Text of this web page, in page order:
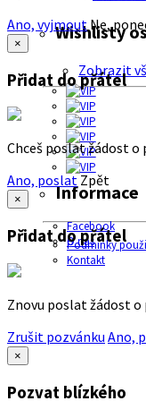
Wishlisty
Zobrazit
Informace
Facebook
O nás
Podmínky
Kontakt
Ano, vyjmout Ne,
×
Přidat do přátel
Chceš poslat žádost
Ano, poslat Zpět
×
Přidat do přátel
Znovu poslat žádost
Zrušit pozvánku Ano,
×
Pozvat blízkého